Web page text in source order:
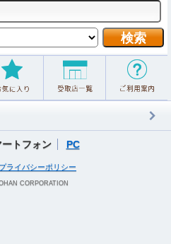
ートフォン PC
プライバシーポリシー
CORPORATION